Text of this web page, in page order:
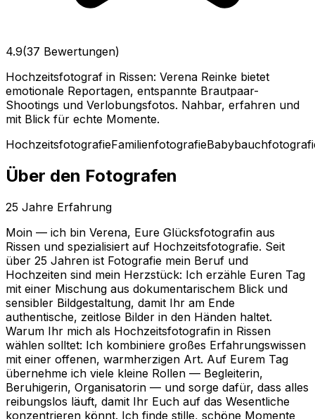
4.9(37 Bewertungen)
Hochzeitsfotograf in Rissen: Verena Reinke bietet
emotionale Reportagen, entspannte Brautpaar-
Shootings und Verlobungsfotos. Nahbar, erfahren und
mit Blick für echte Momente.
HochzeitsfotografieFamilienfotografie
Über den Fotografen
25 Jahre Erfahrung
Moin — ich bin Verena, Eure Glücksfotografin aus
Rissen und spezialisiert auf Hochzeitsfotografie. Seit
über 25 Jahren ist Fotografie mein Beruf und
Hochzeiten sind mein Herzstück: Ich erzähle Euren Tag
mit einer Mischung aus dokumentarischem Blick und
sensibler Bildgestaltung, damit Ihr am Ende
authentische, zeitlose Bilder in den Händen haltet.
Warum Ihr mich als Hochzeitsfotografin in Rissen
wählen solltet: Ich kombiniere großes Erfahrungswissen
mit einer offenen, warmherzigen Art. Auf Eurem Tag
übernehme ich viele kleine Rollen — Begleiterin,
Beruhigerin, Organisatorin — und sorge dafür, dass alles
reibungslos läuft, damit Ihr Euch auf das Wesentliche
konzentrieren könnt. Ich finde stille, schöne Momente